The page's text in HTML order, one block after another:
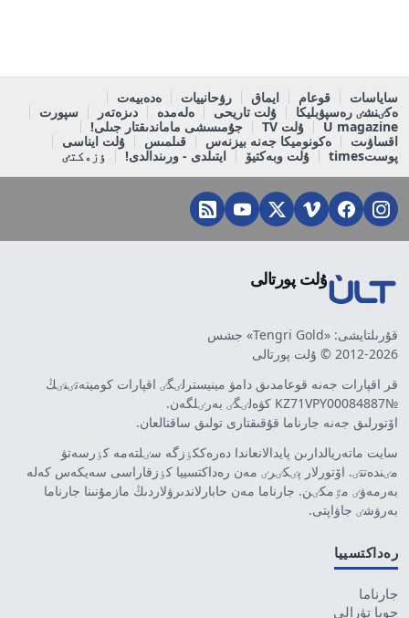
ساياسات قوعام ايماق رۋحانييات
ەدەبيەت
ەكٸنشٸ رەسپۋبليكا
ۇلت تاريحى ەلەمدە دىزەتەر
سپورت
U magazine
ۇلت TV
جۇمىسشى ماماندىقتار جىلى!
اقساۋىت
ەكونوميكا جەنە بيزنەس قىلمىس
ۇلت ايناسى
پوستtimes
ۇلت وبەكتيۆ ايتىلدى - ورىندالدى! ٶزەكتٸ
ۇلت پورتالى
قۇرىلتايشى: «Tengri Gold» جشس
2012-2026 © ۇلت پورتالى
قر اقپارات جەنە قوعامدىق دامۋ مينيسترلٸگٸ اقپارات كوميتەتٸنٸڭ
№KZ71VPY00084887 كۋەلٸگٸ بەرٸلگەن.
اۆتورلىق جەنە جارناما قۇقىقتارى تولىق ساقتالعان.
سايت ماتەريالدارىن پايدالانعاندا دەرەككٶزگە سٸلتەمە كٶرسەتۋ
مٸندەتتٸ. اۆتورلار پٸكٸرٸ مەن رەداكتسييا كٶزقاراسى سەيكەس كەلە
بەرمەۋٸ مٷمكٸن. جارناما مەن حابارلاندىرۋلاردىڭ مازمۇنىنا جارناما
بەرۋشٸ جاۋاپتى.
رەداكتسييا
جارناما
جوبا تۋرالى